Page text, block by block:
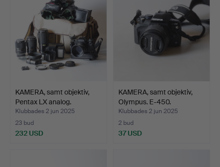
KAMERA, samt objektiv,
Pentax LX analog.
Klubbades 2 jun 2025
23 bud
232 USD
KAMERA, samt objektiv,
Olympus. E-450.
Klubbades 2 jun 2025
2 bud
37 USD